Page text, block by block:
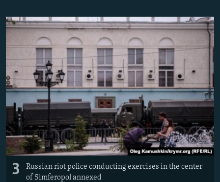
3
Russian riot police conducting exercises in the center
of Simferopol annexed